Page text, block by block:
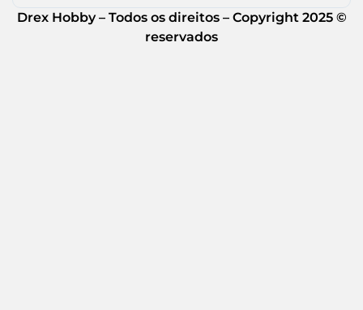
Drex Hobby – Todos os direitos – Copyright 2025 ©
reservados